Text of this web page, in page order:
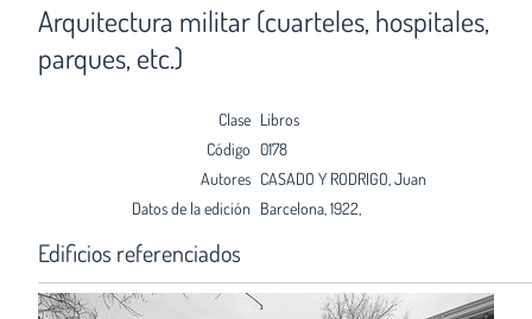
Arquitectura militar (cuarteles, hospitales,
parques, etc.)
Clase Libros
Código 0178
Autores CASADO Y RODRIGO, Juan
Datos de la edición Barcelona, 1922,
Edificios referenciados